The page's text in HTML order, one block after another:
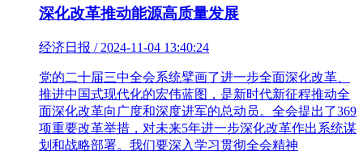
深化改革推动能源高质量发展
经济日报 / 2024-11-04 13:40:24
党的二十届三中全会系统擘画了进一步全面深化改革、
推进中国式现代化的宏伟蓝图，是新时代新征程推动全
面深化改革向广度和深度进军的总动员。全会提出了369
项重要改革举措，对未来5年进一步深化改革作出系统谋
划和战略部署。我们要深入学习贯彻全会精神